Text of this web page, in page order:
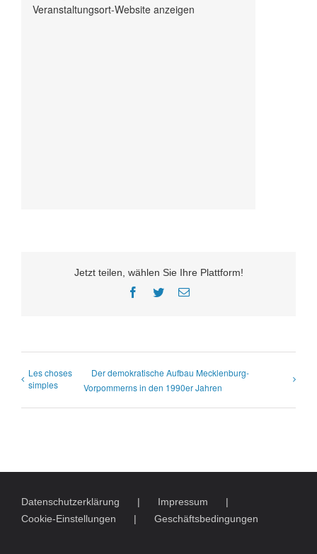
Veranstaltungsort-Website anzeigen
Jetzt teilen, wählen Sie Ihre Plattform!
Facebook
TwitterE-
Les choses
simples
Der demokratische Aufbau Mecklenburg-
Vorpommerns in den 1990er Jahren
Datenschutzerklärung
Impressum
Cookie-Einstellungen
Geschäftsbedingungen